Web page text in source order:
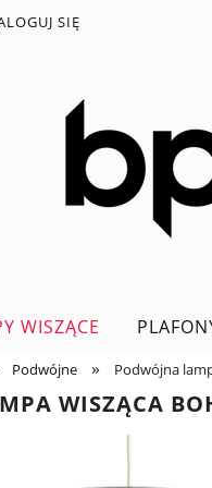
SIĘ
WISZĄCE
Podwójne » Podwójna
WISZĄCA